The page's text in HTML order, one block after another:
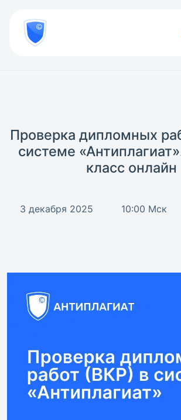
800
777-
81-Проверить
Проверка дипломных
системе
класс онлайн
3 декабря 2025 10:00 Мск